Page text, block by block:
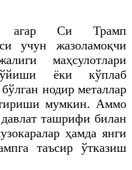
агар Си Трамп
учун жазоламоқчи
маҳсулотлари
ёки кўплаб
нодир металлар
мумкин. Аммо
ташрифи билан
ҳамда янги
таъсир ўтказиш